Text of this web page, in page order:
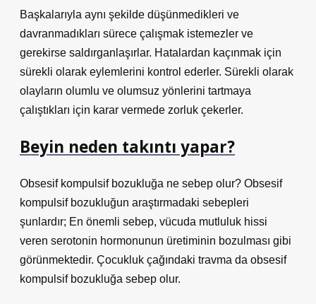
Başkalarıyla aynı şekilde düşünmedikleri ve
davranmadıkları sürece çalışmak istemezler ve
gerekirse saldırganlaşırlar. Hatalardan kaçınmak için
sürekli olarak eylemlerini kontrol ederler. Sürekli olarak
olayların olumlu ve olumsuz yönlerini tartmaya
çalıştıkları için karar vermede zorluk çekerler.
Beyin neden takıntı yapar?
Obsesif kompulsif bozukluğa ne sebep olur? Obsesif
kompulsif bozukluğun araştırmadaki sebepleri
şunlardır; En önemli sebep, vücuda mutluluk hissi
veren serotonin hormonunun üretiminin bozulması gibi
görünmektedir. Çocukluk çağındaki travma da obsesif
kompulsif bozukluğa sebep olur.